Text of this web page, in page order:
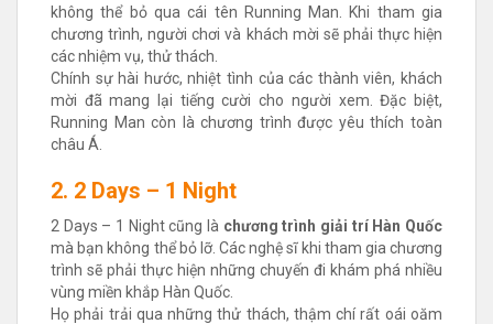
không thể bỏ qua cái tên Running Man. Khi tham gia
chương trình, người chơi và khách mời sẽ phải thực hiện
các nhiệm vụ, thử thách.
Chính sự hài hước, nhiệt tình của các thành viên, khách
mời đã mang lại tiếng cười cho người xem. Đặc biệt,
Running Man còn là chương trình được yêu thích toàn
châu Á.
2. 2 Days – 1 Night
2 Days – 1 Night cũng là chương trình giải trí Hàn Quốc
mà bạn không thể bỏ lỡ. Các nghệ sĩ khi tham gia chương
trình sẽ phải thực hiện những chuyến đi khám phá nhiều
vùng miền khắp Hàn Quốc.
Họ phải trải qua những thử thách, thậm chí rất oái oăm